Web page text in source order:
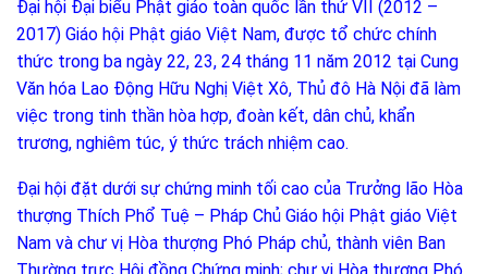
Đại hội Đại biểu Phật giáo toàn quốc lần thứ VII (2012 –
2017) Giáo hội Phật giáo Việt Nam, được tổ chức chính
thức trong ba ngày 22, 23, 24 tháng 11 năm 2012 tại Cung
Văn hóa Lao Động Hữu Nghị Việt Xô, Thủ đô Hà Nội đã làm
việc trong tinh thần hòa hợp, đoàn kết, dân chủ, khẩn
trương, nghiêm túc, ý thức trách nhiệm cao.
Đại hội đặt dưới sự chứng minh tối cao của Trưởng lão Hòa
thượng Thích Phổ Tuệ – Pháp Chủ Giáo hội Phật giáo Việt
Nam và chư vị Hòa thượng Phó Pháp chủ, thành viên Ban